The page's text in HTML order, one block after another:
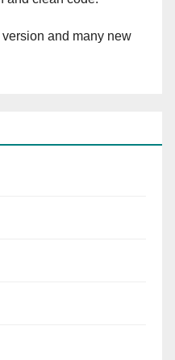
and many new